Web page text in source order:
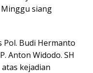
siang
Pol. Budi Hermanto
Anton Widodo. SH
kejadian